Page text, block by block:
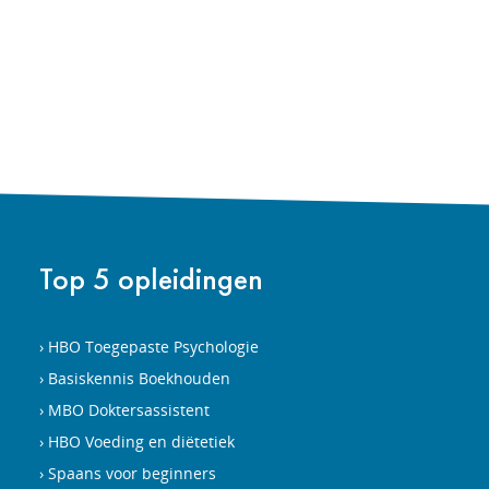
Top 5 opleidingen
HBO Toegepaste Psychologie
Basiskennis Boekhouden
MBO Doktersassistent
HBO Voeding en diëtetiek
Spaans voor beginners